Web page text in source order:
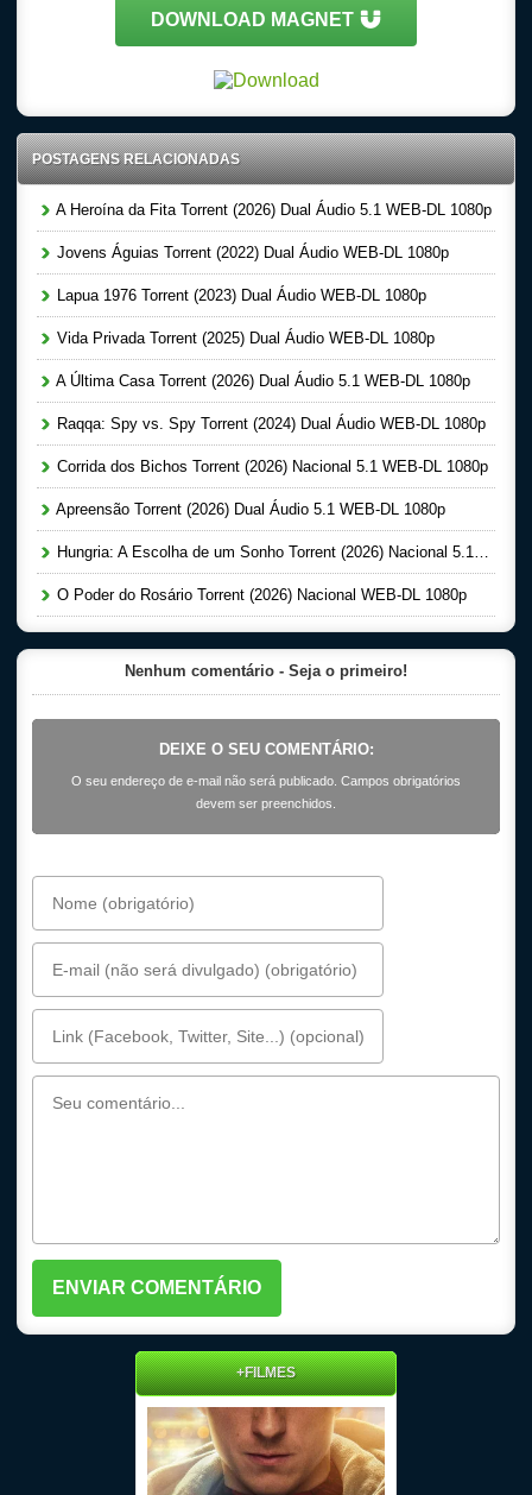
DOWNLOAD MAGNET
POSTAGENS RELACIONADAS
A Heroína da Fita Torrent (2026) Dual Áudio 5.1 WEB-DL 1080p
Jovens Águias Torrent (2022) Dual Áudio WEB-DL 1080p
Lapua 1976 Torrent (2023) Dual Áudio WEB-DL 1080p
Vida Privada Torrent (2025) Dual Áudio WEB-DL 1080p
A Última Casa Torrent (2026) Dual Áudio 5.1 WEB-DL 1080p
Raqqa: Spy vs. Spy Torrent (2024) Dual Áudio WEB-DL 1080p
Corrida dos Bichos Torrent (2026) Nacional 5.1 WEB-DL 1080p
Apreensão Torrent (2026) Dual Áudio 5.1 WEB-DL 1080p
Hungria: A Escolha de um Sonho Torrent (2026) Nacional 5.1 WEB-DL 1080p
O Poder do Rosário Torrent (2026) Nacional WEB-DL 1080p
Nenhum comentário - Seja o primeiro!
DEIXE O SEU COMENTÁRIO:
O seu endereço de e-mail não será publicado. Campos obrigatórios
devem ser preenchidos.
+FILMES